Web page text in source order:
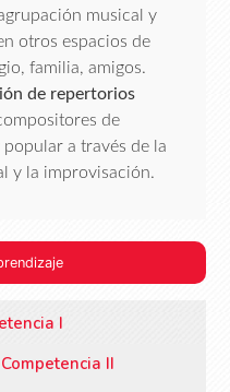
musical y
otros espacios de
familia, amigos.
de repertorios
de
a través de la
y la improvisación.
I
Competencia II